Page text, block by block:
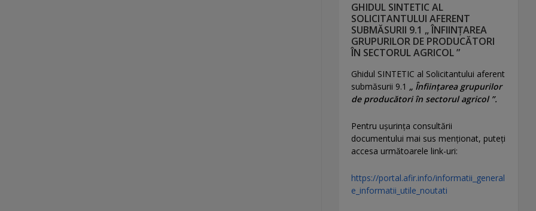
GHIDUL SINTETIC AL
SOLICITANTULUI AFERENT
SUBMĂSURII 9.1 „ ÎNFIINȚAREA
GRUPURILOR DE PRODUCĂTORI
ÎN SECTORUL AGRICOL ”
Ghidul SINTETIC al Solicitantului aferent
submăsurii 9.1 „ Înființarea grupurilor
de producători în sectorul agricol ”.
Pentru uşurinţa consultării
documentului mai sus menţionat, puteţi
accesa următoarele link-uri:
https://portal.afir.info/informatii_general
e_informatii_utile_noutati